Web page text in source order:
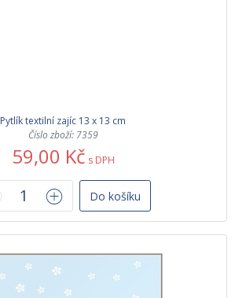
Pytlík textilní zajíc 13 x 13 cm
Číslo zboží: 7359
59,00 Kč s DPH
Do košíku